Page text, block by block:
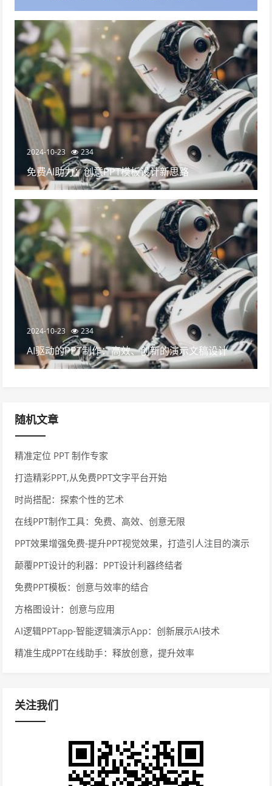
2024-10-23 234
免费AI助力：创意PPT模板设计新思路
2024-10-23 234
AI驱动的PPT制作：高效、创新的演示文稿设计
随机文章
精准定位 PPT 制作专家
打造精彩PPT,从免费PPT文字平台开始
时尚搭配：探索个性的艺术
在线PPT制作工具：免费、高效、创意无限
PPT效果增强免费-提升PPT视觉效果，打造引人注目的演示
颠覆PPT设计的利器：PPT设计利器终结者
免费PPT模板：创意与效率的结合
方格图设计：创意与应用
AI逻辑PPTapp-智能逻辑演示App：创新展示AI技术
精准生成PPT在线助手：释放创意，提升效率
关注我们